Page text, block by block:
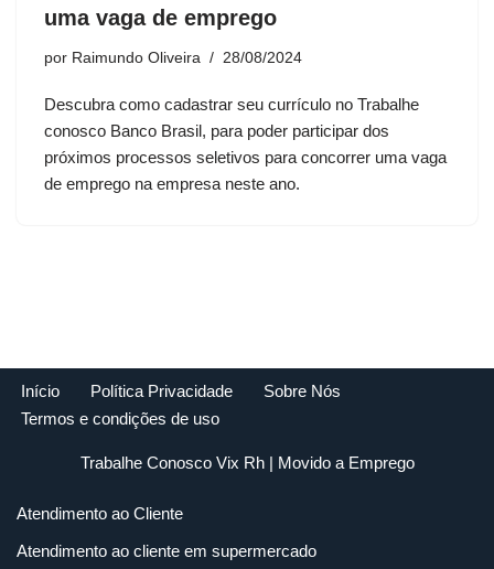
uma vaga de emprego
por Raimundo Oliveira 28/08/2024
Descubra como cadastrar seu currículo no Trabalhe
conosco Banco Brasil, para poder participar dos
próximos processos seletivos para concorrer uma vaga
de emprego na empresa neste ano.
Início Política Privacidade
Sobre Nós
Termos e condições de uso
Trabalhe Conosco Vix Rh| Movido a Emprego
Atendimento ao Cliente
Atendimento ao cliente em supermercado